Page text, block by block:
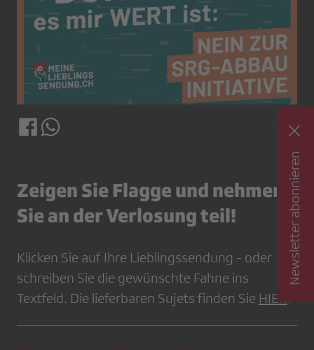
Zeigen Sie Flagge und nehmen
Sie an der Verlosung teil!
Klicken Sie auf Ihre Lieblingssendung - oder
schreiben Sie die gewünschte Fahne ins
Textfeld. Die lieferbaren Sujets finden Sie HIER
Newsletter abonnieren